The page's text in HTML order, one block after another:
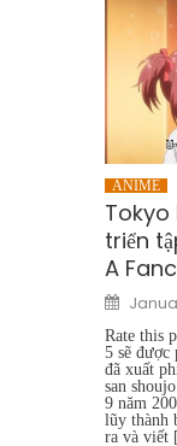
ANIME
Tokyo
triển
A
on
Rate this
5 sẽ được
đã xuất
san
9 năm
lũy thành
ra và